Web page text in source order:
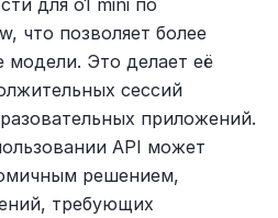
для o1 mini по
что позволяет более
модели. Это делает её
сессий
приложений.
API может
решением,
требующих